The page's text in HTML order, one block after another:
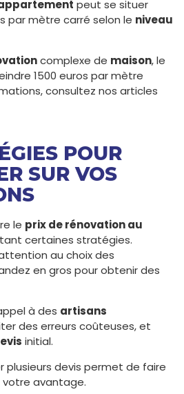
peut se situer
par mètre carré selon le niveau
complexe de maison, le
1500 euros par mètre
consultez nos articles
POUR
SUR VOS
le prix de rénovation au
certaines stratégies.
au choix des
en gros pour obtenir des
à des artisans
des erreurs coûteuses, et
initial.
plusieurs devis permet de faire
votre avantage.